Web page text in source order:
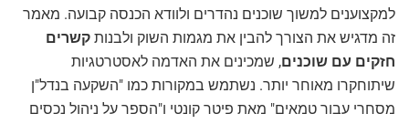
למקצוענים למשוך שוכנים נהדרים ולוודא הכנסה קבועה. מאמר
זה מדגיש את הצורך להבין את מגמות השוק ולבנות קשרים
חזקים עם שוכנים, שמכינים את האדמה לאסטרטגיות
שיתוחקרו מאוחר יותר. נשתמש במקורות כמו "השקעה בנדל"ן
מסחרי עבור טמאים" מאת פיטר קונטי ו"הספר על ניהול נכסים